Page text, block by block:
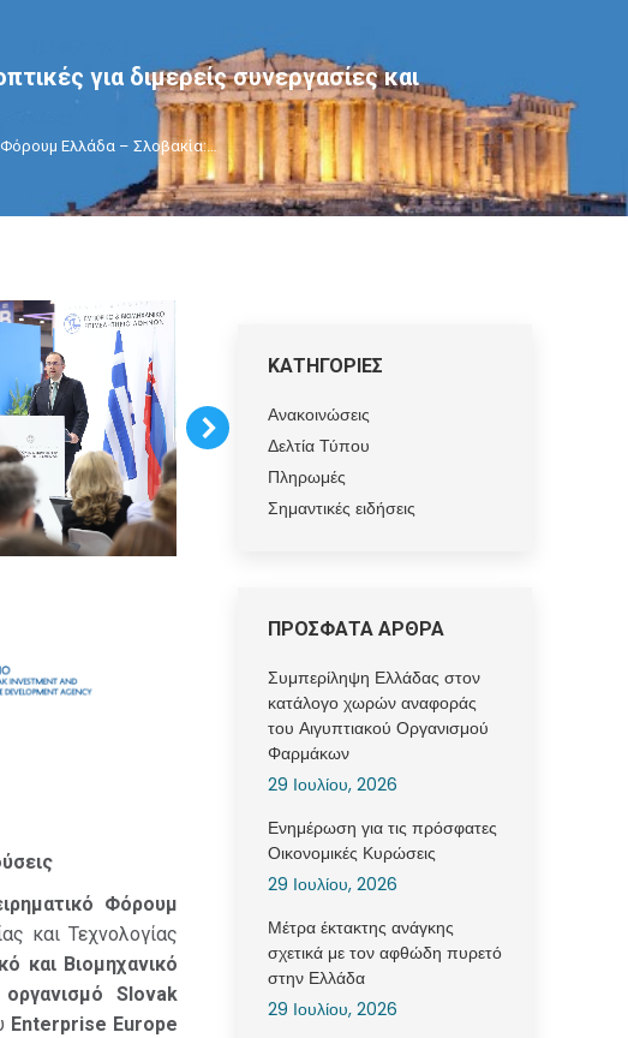
για διμερείς συνεργασίες και
Φόρουμ Ελλάδα – Σλοβακία:…
Φόρουμ
και Τεχνολογίας
και Βιομηχανικό
οργανισμό Slovak
Enterprise Europe
ΚΑΤΗΓΟΡΙΕΣ
Ανακοινώσεις
Δελτία Τύπου
Πληρωμές
Σημαντικές ειδήσεις
ΠΡΟΣΦΑΤΑ ΑΡΘΡΑ
Συμπερίληψη Ελλάδας στον
κατάλογο χωρών αναφοράς
του Αιγυπτιακού Οργανισμού
Φαρμάκων
29 Ιουλίου, 2026
Ενημέρωση για τις πρόσφατες
Οικονομικές Κυρώσεις
29 Ιουλίου, 2026
Μέτρα έκτακτης ανάγκης
σχετικά με τον αφθώδη πυρετό
στην Ελλάδα
29 Ιουλίου, 2026